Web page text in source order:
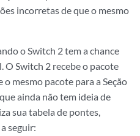
incorretas de que o mesmo
o Switch 2 tem a chance
Switch 2 recebe o pacote
mesmo pacote para a Seção
ainda não tem ideia de
sua tabela de pontes,
seguir: